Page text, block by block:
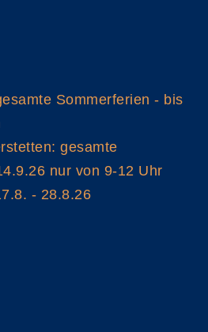
Sommerferien - bis
gesamte
nur von 9-12 Uhr
- 28.8.26